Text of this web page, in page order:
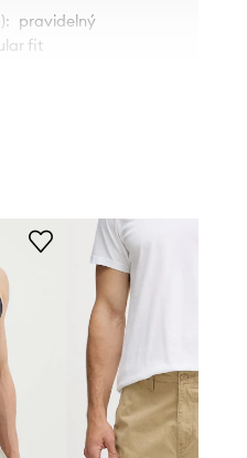
: pravidelný
fit
zvolit velikost, kterou